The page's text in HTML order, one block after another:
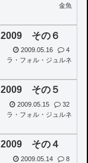
金魚
2009 その６
2009.05.16
4
ラ・フォル・ジュルネ
2009 その５
2009.05.15
32
ラ・フォル・ジュルネ
2009 その４
2009.05.14
8